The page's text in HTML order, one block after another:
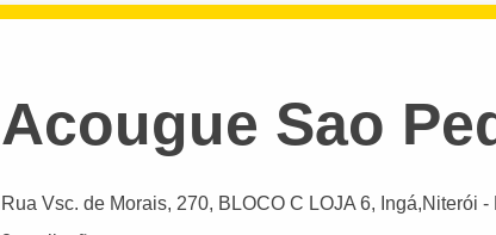
Acougue Sao
Rua Vsc. de Morais, 270, BLOCO C LOJA 6, Ingá,Niterói -